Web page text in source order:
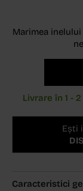
Marimea
Livrare în 1 -
Ești
Caracteristici